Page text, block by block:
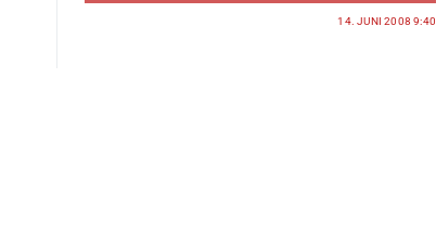
14. JUNI 2008 9:40